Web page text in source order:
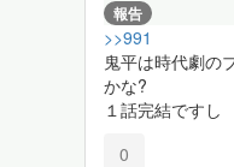
報告
>>991
鬼平は時代劇の
かな?
１話完結ですし
0